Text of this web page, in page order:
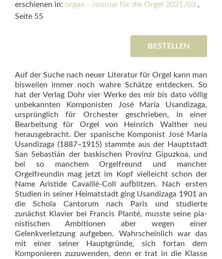
erschienen in: organ - Journal für die Orgel 2021/03 ,
Seite 55
BESTELLEN
Auf der Suche nach neuer Literatur für Orgel kann man
bisweilen immer noch wahre Schätze entdecken. So
hat der Verlag Dohr vier Werke des mir bis dato völlig
unbekannten Komponisten José María Usandizaga,
ursprünglich für Orchester geschrieben, in einer
Bearbeitung für Orgel von Heinrich Walther neu
herausgebracht. Der spanische Kom­ponist José María
Usandizaga (1887–1915) stammte aus der Hauptstadt
San Sebastián der baskischen Provinz Gipuzkoa, und
bei so manchem Orgelfreund und mancher
Orgelfreundin mag jetzt im Kopf vielleicht schon der
Name Aristide Cavaillé-Coll aufblitzen. Nach ers­ten
Studien in seiner Heimatstadt ging Usandizaga 1901 an
die Schola Cantorum nach Paris und studierte
zunächst Klavier bei Francis Planté, musste seine pia­
nistischen Ambitionen aber wegen einer
Gelenkverletzung aufgeben. Wahrscheinlich war das
mit einer seiner Hauptgründe, sich fortan dem
Komponieren zuzuwenden, denn er trat in die Klasse